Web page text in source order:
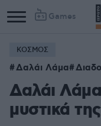
Games
ΚΟΣΜΟΣ
Δαλάι Λάμα
Δαλάι
μυστικά